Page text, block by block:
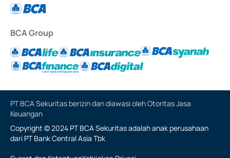
BCA Group
PT BCA Sekuritas berizin dan diawasi oleh Otoritas Jasa
Keuangan
Copyright © 2024 PT BCA Sekuritas adalah anak perusahaan
dari PT Bank Central Asia Tbk